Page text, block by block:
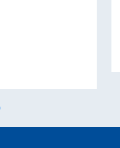
Scognamiglio al Segretario di